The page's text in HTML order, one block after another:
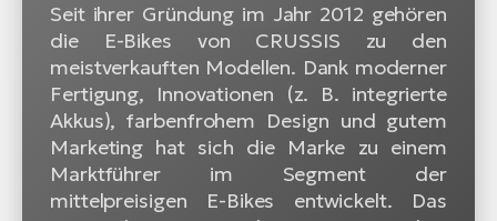
Seit ihrer Gründung im Jahr 2012 gehören
die E-Bikes von CRUSSIS zu den
meistverkauften Modellen. Dank moderner
Fertigung, Innovationen (z. B. integrierte
Akkus), farbenfrohem Design und gutem
Marketing hat sich die Marke zu einem
Marktführer im Segment der
mittelpreisigen E-Bikes entwickelt. Das